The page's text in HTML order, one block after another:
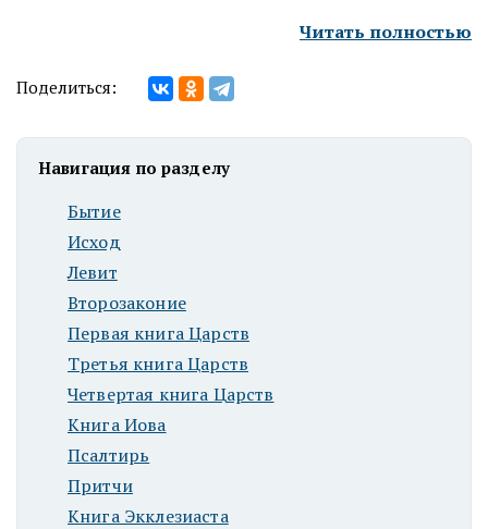
Читать полностью
Поделиться:
Навигация по разделу
Бытие
Исход
Левит
Второзаконие
Первая книга Царств
Третья книга Царств
Четвертая книга Царств
Книга Иова
Псалтирь
Притчи
Книга Экклезиаста